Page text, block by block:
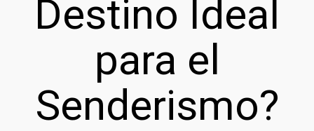
Destino Ideal
para el
Senderismo?